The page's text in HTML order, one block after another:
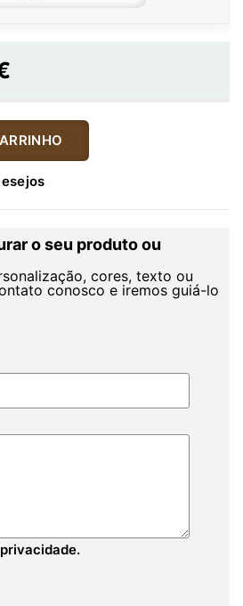
o seu produto ou
cores, texto ou
conosco e iremos guiá-lo